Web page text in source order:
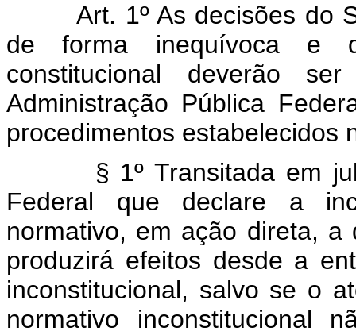
Art. 1º As decisões do
de forma inequívoca e
constitucional deverão
Administração Pública
procedimentos estabelecidos
§ 1º Transitada em
Federal que declare a
normativo, em ação direta,
produzirá efeitos desde a
inconstitucional, salvo se o
normativo inconstitucional